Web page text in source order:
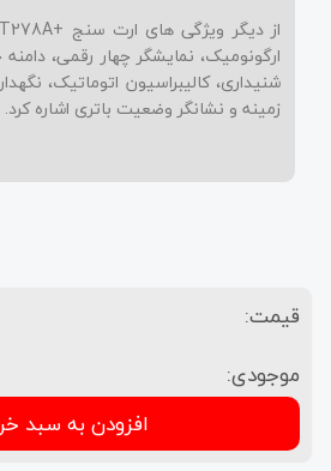
از دیگر ویژگی های ارت سنج +
ارگونومیک، نمایشگر چهار رقمی، دامنه
شنیداری، کالیبراسیون اتوماتیک،
زمینه و نشانگر وضعیت باتری اشاره کرد.
قیمت:
موجودی:
افزودن به سبد